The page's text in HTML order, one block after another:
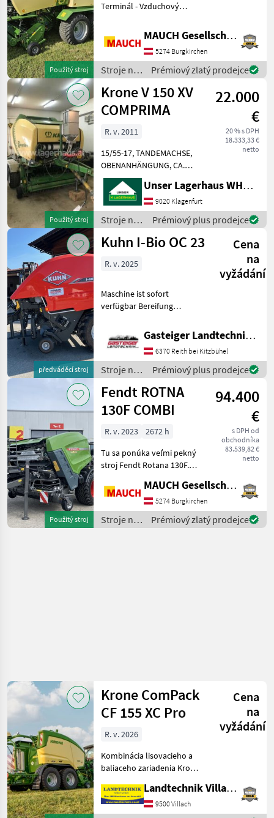
Použitý stroj
Terminál - Vzduchový
Ovládanie skupín nožov -
Dvojramenný navíjač -
Osvetlenie - Výstražná
tabuľa - Valčeko
MAUCH Gesellschaft m.b.H. & Co.KG
5274 Burgkirchen
Stroje na
zber
objemových
krmív /
Krone
Prémiový zlatý prodejce
Použitý stroj
Krone V 150 XV
COMPRIMA
22.000
€
20 % s DPH
18.333,33 €
netto
R. v. 2011
15/55-17, TANDEMACHSE,
OBENANHÄNGUNG, CA.
20.000 BALLEN, Bedienteil
Informieren Sie sich bitte
vor Fahrt-Antritt
telefonisch, ob die von
Ihnen angefragte Maschine
akt
Unser Lagerhaus WHG, Kärnten, Klagenfurt
9020 Klagenfurt
Stroje na
zber
objemových
Krone
Prémiový plus prodejce
předváděcí stroj
Kuhn I-Bio OC 23
Cena
na
vyžádání
R. v. 2025
Maschine ist sofort
verfügbar Bereifung
VTI 60 Terminal Folien und
Netzbindung Nachlauf Pick-
up-Tasträder Zugöse K80
Balllenstopper
Gasteiger Landtechnik GmbH
6370 Reith bei Kitzbühel
Stroje na
zber
objemových
krmív /
Kuhn
Prémiový plus prodejce
Použitý stroj
Fendt ROTNA
130F COMBI
94.400
€
s DPH od
obchodníka
83.539,82 €
netto
R. v. 2023
2672 h
Tu sa ponúka veľmi pekný
stroj Fendt Rotana 130F.
kardanový hriadeľ -
viazanie fólie - vzduchový
brzdový systém - centrálne
mazanie - valčekov
MAUCH Gesellschaft m.b.H. & Co.KG
5274 Burgkirchen
Stroje na
zber
Prémiový zlatý prodejce
Krone ComPack
CF 155 XC Pro
Cena
na
vyžádání
R. v. 2026
Kombinácia lisovacieho a
baliaceho zariadenia Krone
pneumatiky: 500/60R22, 5,
polopremenlivý lis s
Landtechnik Villach GmbH
9500 Villach